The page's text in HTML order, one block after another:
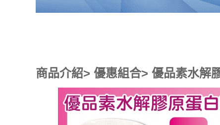
商品介紹> 優惠組合> 優品素水解